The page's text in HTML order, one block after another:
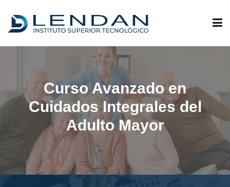
QUIÉNES SOMOS
OFERTA ACADÉMICA
INVESTIGACIÓN
Curso Avanzado en
Cuidados Integrales del
Adulto Mayor